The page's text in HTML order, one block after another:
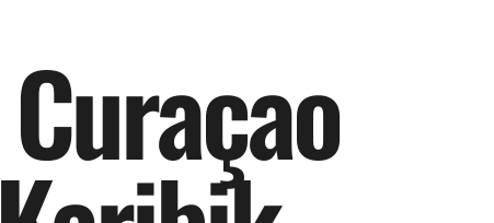
Curaçao